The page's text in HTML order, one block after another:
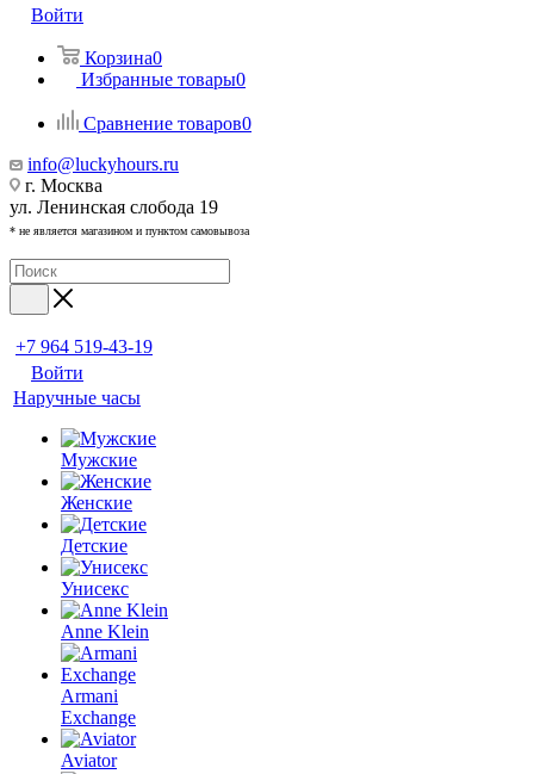
Войти
Корзина0
Избранные товары0
Сравнение товаров0
info@luckyhours.ru
г. Москва
ул. Ленинская слобода 19
* не является магазином и пунктом самовывоза
+7 964 519-43-19
Войти
Наручные часы
Мужские
Женские
Детские
Унисекс
Anne Klein
Armani
Exchange
Aviator